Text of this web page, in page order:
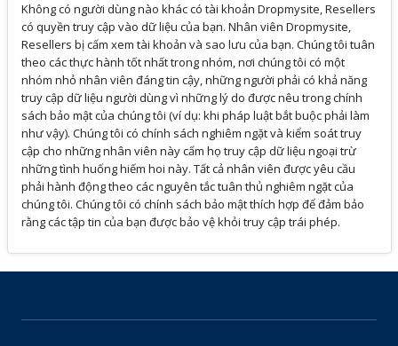
Không có người dùng nào khác có tài khoản Dropmysite, Resellers
có quyền truy cập vào dữ liệu của bạn. Nhân viên Dropmysite,
Resellers bị cấm xem tài khoản và sao lưu của bạn. Chúng tôi tuân
theo các thực hành tốt nhất trong nhóm, nơi chúng tôi có một
nhóm nhỏ nhân viên đáng tin cậy, những người phải có khả năng
truy cập dữ liệu người dùng vì những lý do được nêu trong chính
sách bảo mật của chúng tôi (ví dụ: khi pháp luật bắt buộc phải làm
như vậy). Chúng tôi có chính sách nghiêm ngặt và kiểm soát truy
cập cho những nhân viên này cấm họ truy cập dữ liệu ngoại trừ
những tình huống hiếm hoi này. Tất cả nhân viên được yêu cầu
phải hành động theo các nguyên tắc tuân thủ nghiêm ngặt của
chúng tôi. Chúng tôi có chính sách bảo mật thích hợp để đảm bảo
rằng các tập tin của bạn được bảo vệ khỏi truy cập trái phép.